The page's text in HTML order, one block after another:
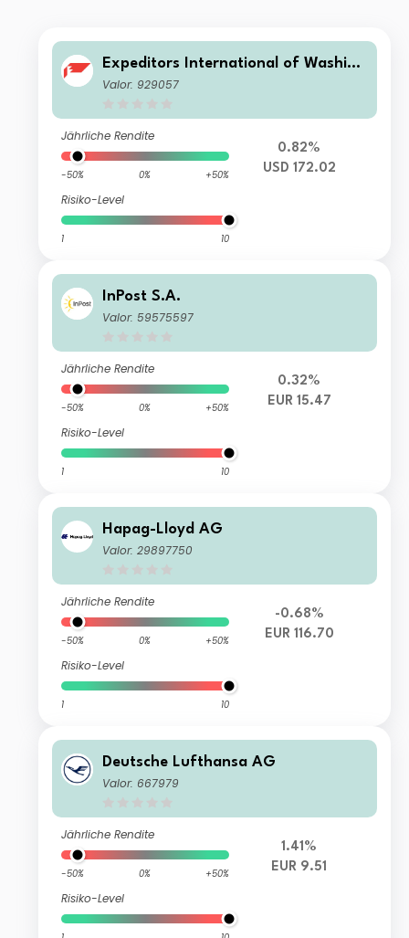
Expeditors International of Washing
ton
Valor: 929057
Jährliche Rendite
-50% 0% +50%
Risiko-Level
1 10
0.82%
USD 172.02
InPost S.A.
Valor: 59575597
Jährliche Rendite
-50% 0% +50%
Risiko-Level
1 10
0.32%
EUR 15.47
Hapag-Lloyd AG
Valor: 29897750
Jährliche Rendite
-50% 0% +50%
Risiko-Level
1 10
-0.68%
EUR 116.70
Deutsche Lufthansa AG
Valor: 667979
Jährliche Rendite
-50% 0% +50%
Risiko-Level
1.41%
EUR 9.51